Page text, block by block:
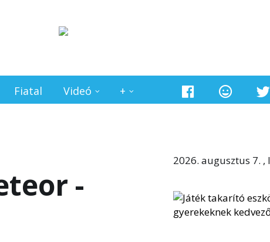
Fiatal Videó +
-
2026. augusztus 7. ,